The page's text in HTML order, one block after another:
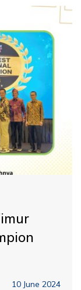
10 June 2024